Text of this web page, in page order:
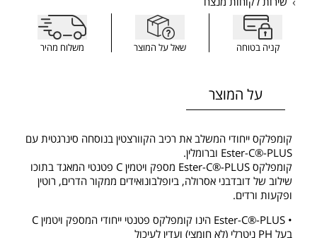
קניה בטוחה שאל על המוצר משלוח מהיר
על המוצר
קומפלקס ייחודי המשלב את רכיב הקוורצטין בנוסחה סינרגטית עם
Ester-C®-PLUS וברומלין.
קומפלקס Ester-C®-PLUS מספק ויטמין C פטנטי המאגד בתוכו
שילוב של דובדבני אסרולה, ביופלבונואידים ממקור הדרים, רוטין
ופקעות ורדים.
• Ester-C®-PLUS הינו קומפלקס פטנטי ייחודי המספק ויטמין C
בעל PH ניטרלי (לא חומצי) ועדין לעיכול